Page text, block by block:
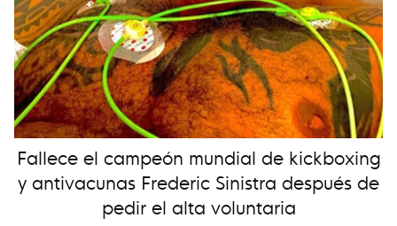
Fallece el campeón mundial de kickboxing
y antivacunas Frederic Sinistra después de
pedir el alta voluntaria